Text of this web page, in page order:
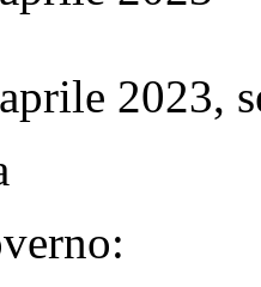
2023,